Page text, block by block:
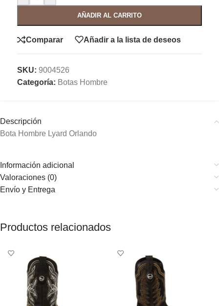
AÑADIR AL CARRITO
Comparar Añadir a la lista de deseos
SKU: 9004526
Categoría: Botas Hombre
Descripción
Bota Hombre Lyard Orlando
Información adicional
Valoraciones (0)
Envío y Entrega
Productos relacionados